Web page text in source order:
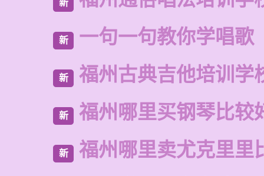
新
新 一句一句教你学唱歌
新 福州古典吉他培训学
新 福州哪里买钢琴比较
新 福州哪里卖尤克里里